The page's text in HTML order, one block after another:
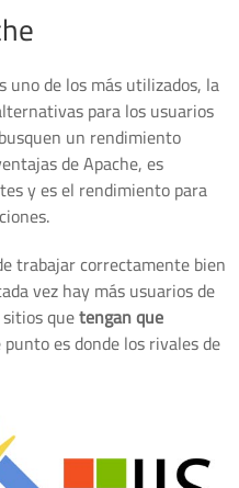
uno de los más utilizados, la
para los usuarios
un rendimiento
de Apache, es
y es el rendimiento para
trabajar correctamente bien
vez hay más usuarios de
quetengan que
es donde los rivales de